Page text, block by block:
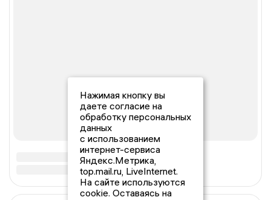
Нажимая кнопку вы
даете согласие на
обработку персональных
данных
с использованием
интернет-сервиса
Яндекс.Метрика,
top.mail.ru, LiveInternet.
На сайте используются
cookie. Оставаясь на